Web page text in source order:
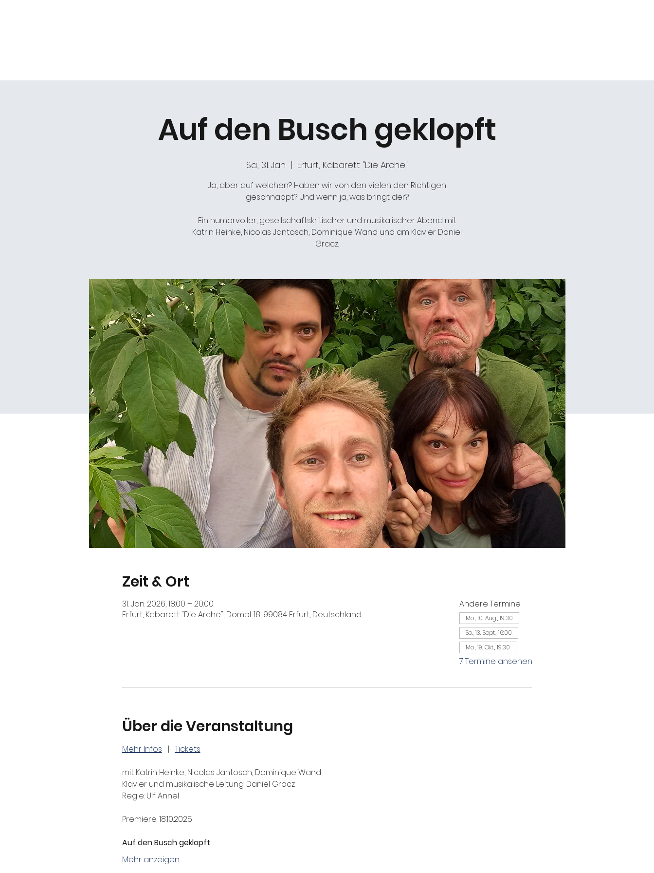
Auf den Busch geklopft
Sa., 31. Jan.
  |
Erfurt, Kabarett "Die Arche"
Ja, aber auf welchen? Haben wir von den vielen den Richtigen
geschnappt? Und wenn ja, was bringt der?
Ein humorvoller, gesellschaftskritischer und musikalischer Abend mit
Katrin Heinke, Nicolas Jantosch, Dominique Wand und am Klavier Daniel
Gracz.
Zeit & Ort
31. Jan. 2026, 18:00 – 20:00
Erfurt, Kabarett "Die Arche", Dompl. 18, 99084 Erfurt, Deutschland
Andere Termine
Mo., 10. Aug., 19:30
So., 13. Sept., 16:00
Mo., 19. Okt., 19:30
7 Termine ansehen
Über die Veranstaltung
Mehr Infos | Tickets
mit Katrin Heinke, Nicolas Jantosch, Dominique Wand
Klavier und musikalische Leitung: Daniel Gracz
Regie: Ulf Annel
Premiere: 18.10.2025
Auf den Busch geklopft
Mehr anzeigen